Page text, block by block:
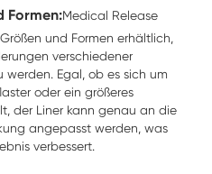
Formen:Medical Release
und Formen erhältlich,
verschiedener
Egal, ob es sich um
oder ein größeres
der Liner kann genau an die
angepasst werden, was
verbessert.